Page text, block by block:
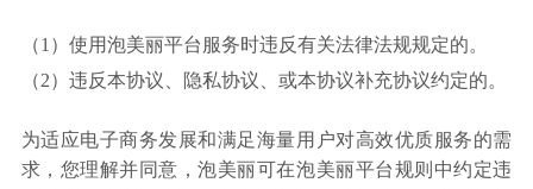
（1）使用泡美丽平台服务时违反有关法律法规规定的。
（2）违反本协议、隐私协议、或本协议补充协议约定的。
为适应电子商务发展和满足海量用户对高效优质服务的需
求，您理解并同意，泡美丽可在泡美丽平台规则中约定违